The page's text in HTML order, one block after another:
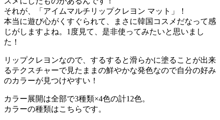
それが、「アイムマルチリップクレヨン マット」！
本当に遊び心がくすぐられて、まさに韓国コスメだなって感
じがしますよね。1度見て、是非使ってみたいと思いまし
た！
リップクレヨンなので、するすると滑らかに塗ることが出来
るテクスチャーで見たままの鮮やかな発色なので自分の好み
のカラーが見つけやすい！
カラー展開は全部で3種類×4色の計12色。
カラーの種類はこちらです。